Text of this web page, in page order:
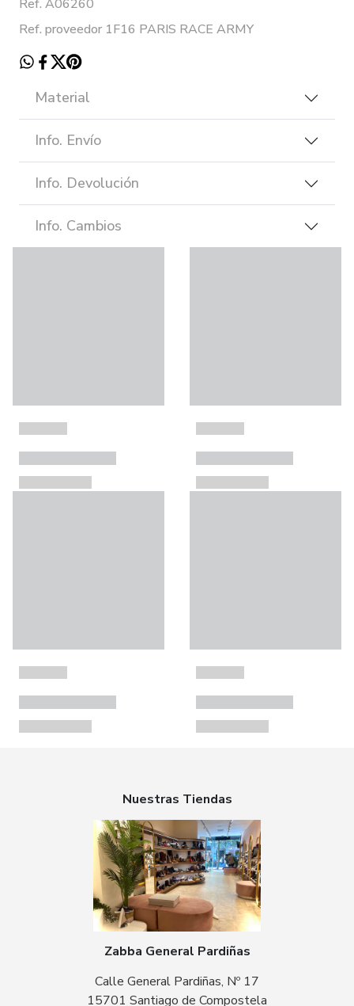
Ref. A06260
Ref. proveedor 1F16 PARIS RACE ARMY
Material
Info. Envío
Info. Devolución
Info. Cambios
Nuestras Tiendas
Zabba General Pardiñas
Calle General Pardiñas, Nº 17
15701 Santiago de Compostela